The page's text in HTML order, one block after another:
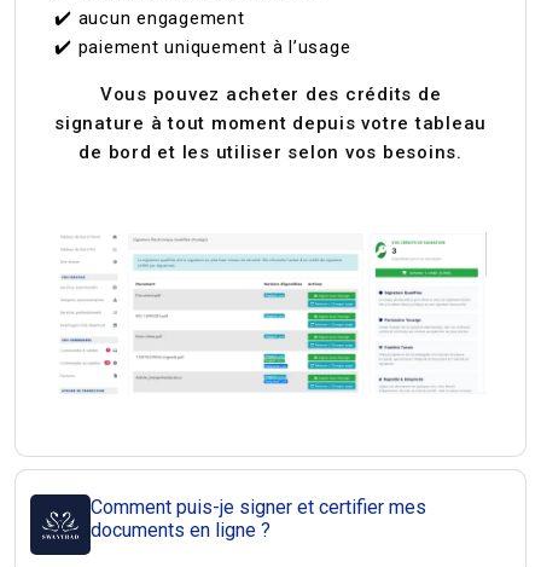
✔️ aucun engagement
✔️ paiement uniquement à l’usage
Vous pouvez acheter des crédits de
signature à tout moment depuis votre tableau
de bord et les utiliser selon vos besoins.
Comment puis-je signer et certifier mes
documents en ligne ?